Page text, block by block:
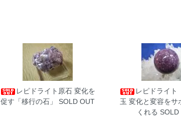
レピドライト原石 変化を
促す「移行の石」 SOLD OUT
レピドライト
玉 変化と変容をサ
くれる